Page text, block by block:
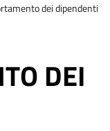
dei dipendenti
DEI